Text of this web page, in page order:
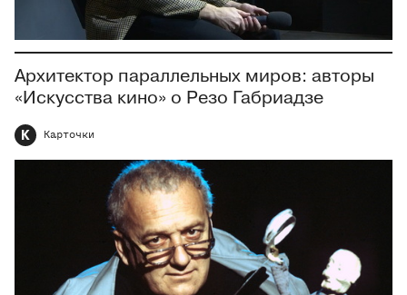
Архитектор параллельных миров: авторы
«Искусства кино» о Резо Габриадзе
К Карточки